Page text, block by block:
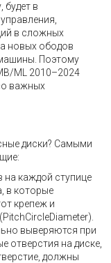
будет в
в сложных
новых ободов
Поэтому
ML 2010–2024
важных
диски? Самыми
на каждой ступице
в которые
крепеж и
выверяются при
отверстия на диске,
должны